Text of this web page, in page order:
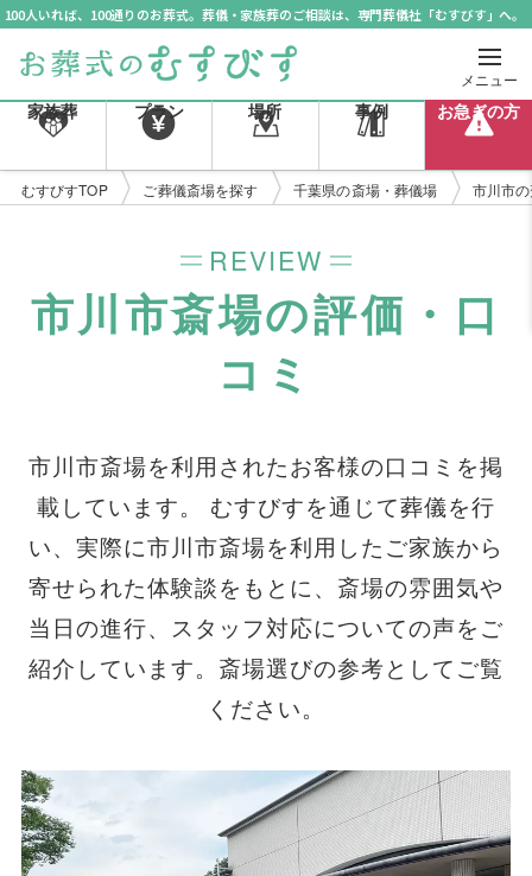
100人いれば、100通りのお葬式。葬儀・家族葬のご相談は、専門葬儀社「むすびす」へ。
メニュー
家族葬 プラン 場所 事例 お急ぎの方
むすびすTOP ご葬儀斎場を探す 千葉県の斎場・葬儀場 市川市
REVIEW
市川市斎場の評価・口
コミ
市川市斎場を利用されたお客様の口コミを掲
載しています。 むすびすを通じて葬儀を行
い、実際に市川市斎場を利用したご家族から
寄せられた体験談をもとに、斎場の雰囲気や
当日の進行、スタッフ対応についての声をご
紹介しています。斎場選びの参考としてご覧
ください。